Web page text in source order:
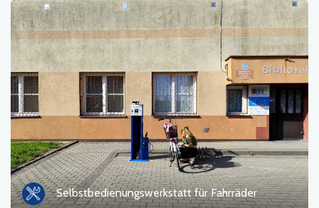
Selbstbedienungswerkstatt für Fahrräder